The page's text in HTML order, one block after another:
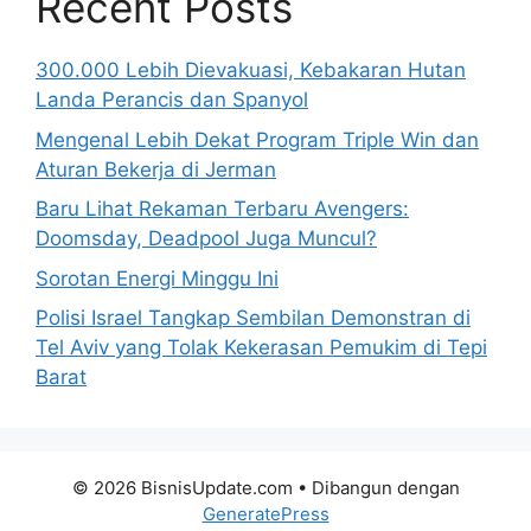
300.000 Lebih Dievakuasi, Kebakaran Hutan
Landa Perancis dan Spanyol
Mengenal Lebih Dekat Program Triple Win dan
Aturan Bekerja di Jerman
Baru Lihat Rekaman Terbaru Avengers:
Doomsday, Deadpool Juga Muncul?
Sorotan Energi Minggu Ini
Polisi Israel Tangkap Sembilan Demonstran di
Tel Aviv yang Tolak Kekerasan Pemukim di Tepi
Barat
© 2026 BisnisUpdate.com • Dibangun dengan
GeneratePress